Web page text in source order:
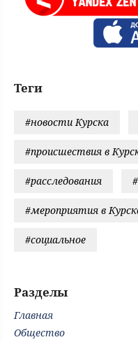
Теги
#новости Курска
#происшествия в
#расследования
#мероприятия в
#социальное
Разделы
Главная
Общество